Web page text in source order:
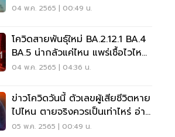
04 พ.ค. 2565 | 00:49 น.
โควิดสายพันธุ์ใหม่ BA.2.12.1 BA.4
BA.5 น่ากลัวแค่ไหน แพร่เชื้อไวไหม
อ่านเลย
04 พ.ค. 2565 | 04:36 น.
ข่าวโควิดวันนี้ ตัวเลขผู้เสียชีวิตหาย
ไปไหน ตายจริงควรเป็นเท่าไหร่ อ่าน
เลย
05 พ.ค. 2565 | 00:49 น.